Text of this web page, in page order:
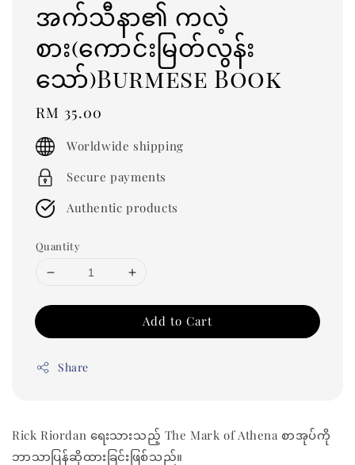
အက်သီနာ၏ ကလဲ့
စား(ကောင်းမြတ်လွန်း
သော်)Burmese Book
Regular
price
RM 35.00
Worldwide shipping
Secure payments
Authentic products
Quantity
Add to Cart
Share
Rick Riordan ရေးသားသည့် The Mark of Athena စာအုပ်ကို
ဘာသာပြန်ဆိုထားခြင်းဖြစ်သည်။